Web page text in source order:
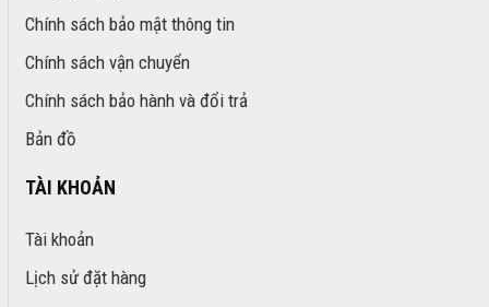
Chính sách bảo mật thông tin
Chính sách vận chuyển
Chính sách bảo hành và đổi trả
Bản đồ
TÀI KHOẢN
Tài khoản
Lịch sử đặt hàng